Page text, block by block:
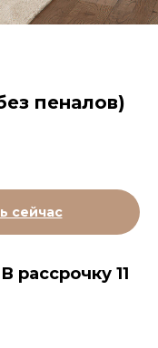
пеналов)
сейчас
рассрочку 11